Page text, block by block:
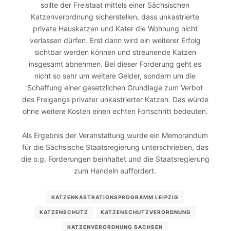
sollte der Freistaat mittels einer Sächsischen
Katzenverordnung sicherstellen, dass unkastrierte
private Hauskatzen und Kater die Wohnung nicht
verlassen dürfen. Erst dann wird ein weiterer Erfolg
sichtbar werden können und streunende Katzen
insgesamt abnehmen. Bei dieser Forderung geht es
nicht so sehr um weitere Gelder, sondern um die
Schaffung einer gesetzlichen Grundlage zum Verbot
des Freigangs privater unkastrierter Katzen. Das würde
ohne weitere Kosten einen echten Fortschritt bedeuten.
Als Ergebnis der Veranstaltung wurde ein Memorandum
für die Sächsische Staatsregierung unterschrieben, das
die o.g. Forderungen beinhaltet und die Staatsregierung
zum Handeln auffordert.
KATZENKASTRATIONSPROGRAMM LEIPZIG
KATZENSCHUTZ KATZENSCHUTZVERORDNUNG
KATZENVERORDNUNG SACHSEN